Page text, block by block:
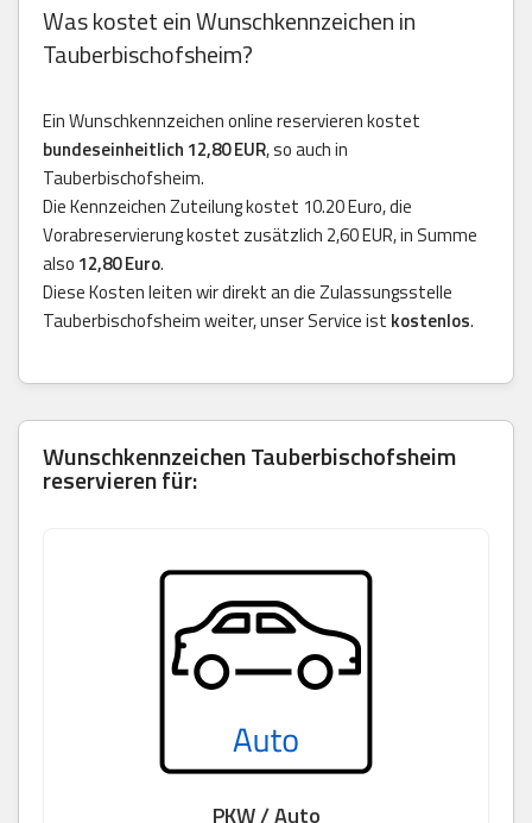
Was kostet ein Wunschkennzeichen in
Tauberbischofsheim?
Ein Wunschkennzeichen online reservieren kostet
bundeseinheitlich 12,80 EUR, so auch in
Tauberbischofsheim.
Die Kennzeichen Zuteilung kostet 10.20 Euro, die
Vorabreservierung kostet zusätzlich 2,60 EUR, in Summe
also 12,80 Euro.
Diese Kosten leiten wir direkt an die Zulassungsstelle
Tauberbischofsheim weiter, unser Service ist kostenlos.
Wunschkennzeichen Tauberbischofsheim
reservieren für:
PKW / Auto